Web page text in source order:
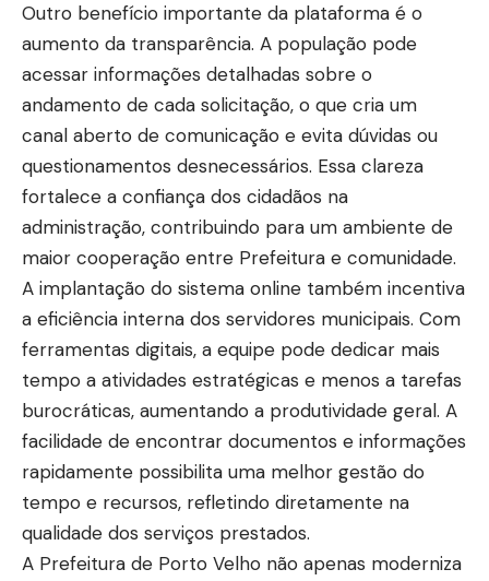
Outro benefício importante da plataforma é o
aumento da transparência. A população pode
acessar informações detalhadas sobre o
andamento de cada solicitação, o que cria um
canal aberto de comunicação e evita dúvidas ou
questionamentos desnecessários. Essa clareza
fortalece a confiança dos cidadãos na
administração, contribuindo para um ambiente de
maior cooperação entre Prefeitura e comunidade.
A implantação do sistema online também incentiva
a eficiência interna dos servidores municipais. Com
ferramentas digitais, a equipe pode dedicar mais
tempo a atividades estratégicas e menos a tarefas
burocráticas, aumentando a produtividade geral. A
facilidade de encontrar documentos e informações
rapidamente possibilita uma melhor gestão do
tempo e recursos, refletindo diretamente na
qualidade dos serviços prestados.
A Prefeitura de Porto Velho não apenas moderniza